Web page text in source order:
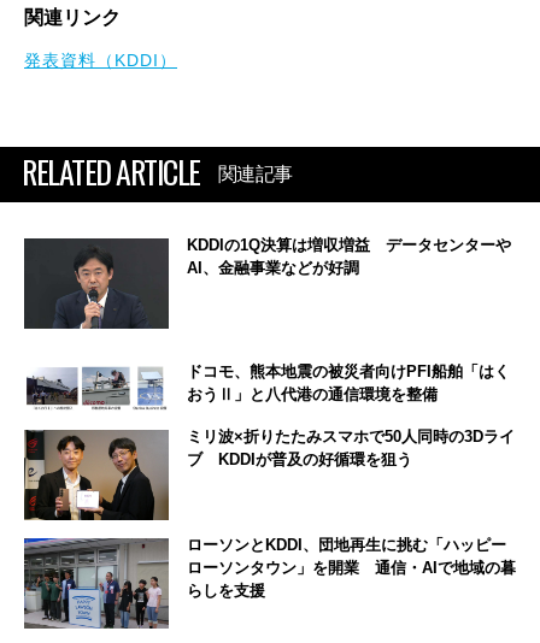
関連リンク
発表資料（KDDI）
RELATED ARTICLE 関連記事
KDDIの1Q決算は増収増益 データセンターや
AI、金融事業などが好調
ドコモ、熊本地震の被災者向けPFI船舶「はく
おうⅡ」と八代港の通信環境を整備
ミリ波×折りたたみスマホで50人同時の3Dライ
ブ KDDIが普及の好循環を狙う
ローソンとKDDI、団地再生に挑む「ハッピー
ローソンタウン」を開業 通信・AIで地域の暮
らしを支援